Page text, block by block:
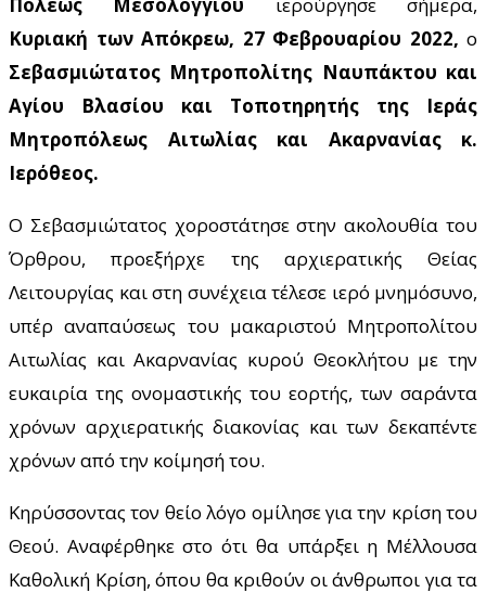
Κυριακή των Απόκρεω, 27 Φεβρουαρίου 2022, ο
Σεβασμιώτατος Μητροπολίτης Ναυπάκτου και
Αγίου Βλασίου και Τοποτηρητής της Ιεράς
Μητροπόλεως Αιτωλίας και Ακαρνανίας κ.
Ιερόθεος.
Ο Σεβασμιώτατος χοροστάτησε στην ακολουθία του
Όρθρου, προεξήρχε της αρχιερατικής Θείας
Λειτουργίας και στη συνέχεια τέλεσε ιερό μνημόσυνο,
υπέρ αναπαύσεως του μακαριστού Μητροπολίτου
Αιτωλίας και Ακαρνανίας κυρού Θεοκλήτου με την
ευκαιρία της ονομαστικής του εορτής, των σαράντα
χρόνων αρχιερατικής διακονίας και των δεκαπέντε
χρόνων από την κοίμησή του.
Κηρύσσοντας τον θείο λόγο ομίλησε για την κρίση του
Θεού. Αναφέρθηκε στο ότι θα υπάρξει η Μέλλουσα
Καθολική Κρίση, όπου θα κριθούν οι άνθρωποι για τα